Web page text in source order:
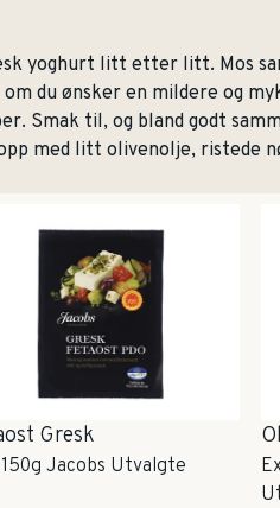
yoghurt litt etter litt. Mos
du ønsker en mildere og
Smak til, og bland godt
med litt olivenolje, ristede
Gresk
Jacobs Utvalgte